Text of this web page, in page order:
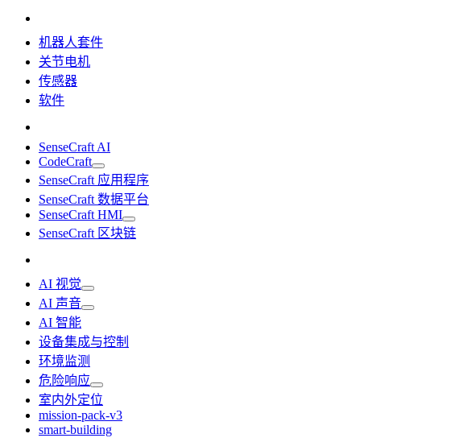
机器人套件
关节电机
传感器
软件
SenseCraft AI
CodeCraft
SenseCraft 应用程序
SenseCraft 数据平台
SenseCraft HMI
SenseCraft 区块链
AI 视觉
AI 声音
AI 智能
设备集成与控制
环境监测
危险响应
室内外定位
mission-pack-v3
smart-building